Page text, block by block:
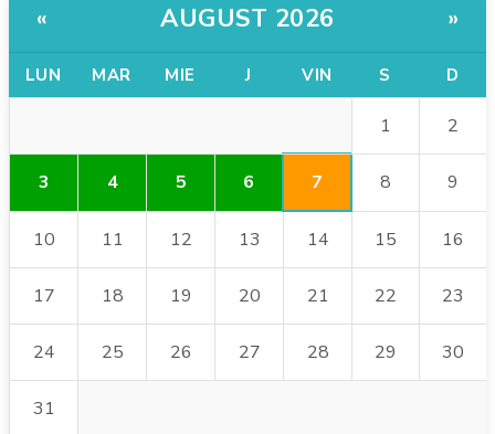
« AUGUST 2026 »
LUN MAR MIE J VIN S D
1 2
3 4 5 6 7 8 9
10 11 12 13 14 15 16
17 18 19 20 21 22 23
24 25 26 27 28 29 30
31